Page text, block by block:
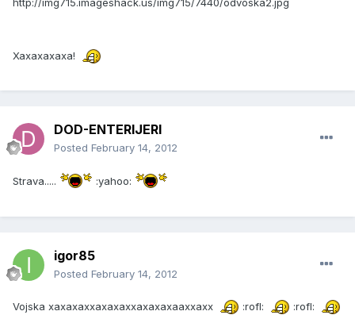
http://img715.imageshack.us/img715/7440/odvoska2.jpg
Xaxaxaxaxa!
DOD-ENTERIJERI
Posted February 14, 2012
Strava..... :yahoo:
igor85
Posted February 14, 2012
Vojska xaxaxaxxaxaxaxxaxaxaxaaxxaxx :rofl:
:rofl: